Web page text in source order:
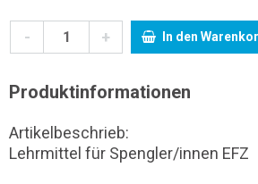
- + In den
Produktinformationen
Artikelbeschrieb:
Lehrmittel für Spengler/innen EFZ